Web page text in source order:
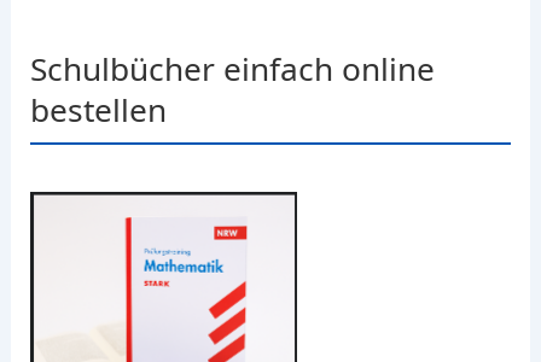
Schulbücher einfach online
bestellen